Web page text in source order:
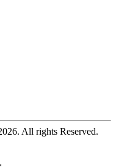
. All rights Reserved.